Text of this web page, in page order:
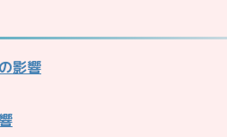
影響